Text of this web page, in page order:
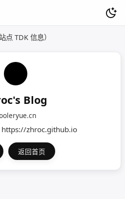
点 TDK 信息）
Blog
https://zhroc.github.io
返回首页